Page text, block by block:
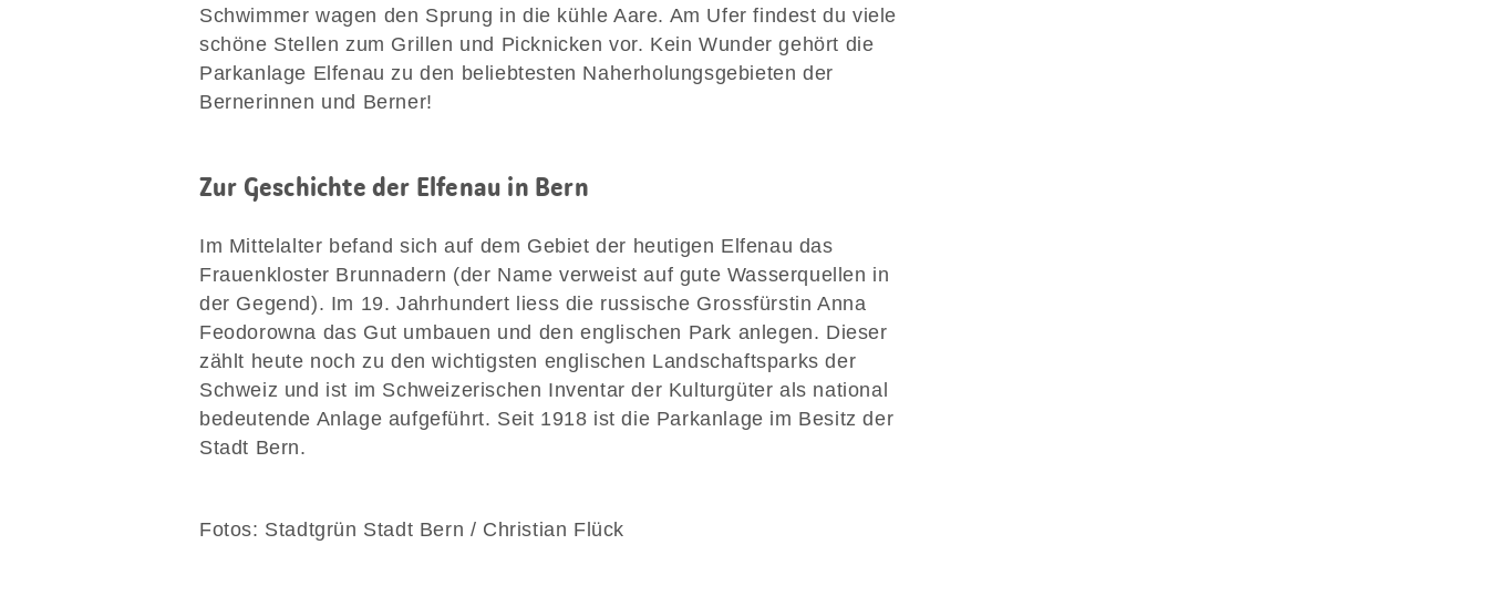
Schwimmer wagen den Sprung in die kühle Aare. Am Ufer findest du viele
schöne Stellen zum Grillen und Picknicken vor. Kein Wunder gehört die
Parkanlage Elfenau zu den beliebtesten Naherholungsgebieten der
Bernerinnen und Berner!
Zur Geschichte der Elfenau in Bern
Im Mittelalter befand sich auf dem Gebiet der heutigen Elfenau das
Frauenkloster Brunnadern (der Name verweist auf gute Wasserquellen in
der Gegend). Im 19. Jahrhundert liess die russische Grossfürstin Anna
Feodorowna das Gut umbauen und den englischen Park anlegen. Dieser
zählt heute noch zu den wichtigsten englischen Landschaftsparks der
Schweiz und ist im Schweizerischen Inventar der Kulturgüter als national
bedeutende Anlage aufgeführt. Seit 1918 ist die Parkanlage im Besitz der
Stadt Bern.
Fotos: Stadtgrün Stadt Bern / Christian Flück